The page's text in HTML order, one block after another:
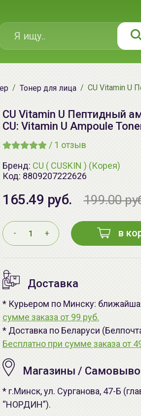
Тонер для лица CU Vitamin U
CU Vitamin U Пептидный
CU: Vitamin U Ampoule
/ 1 отзыв
Бренд: CU ( CUSKIN ) (Корея)
Код: 8809207222626
165.49 руб. 199.00
- + в
Доставка
* Курьером по Минску:
сумме заказа от 99 руб.
* Доставка по Беларуси
Бесплатно при сумме заказа от
Магазины /
* г.Минск, ул. Сурганова, 47-Б
“НОРДИН”).